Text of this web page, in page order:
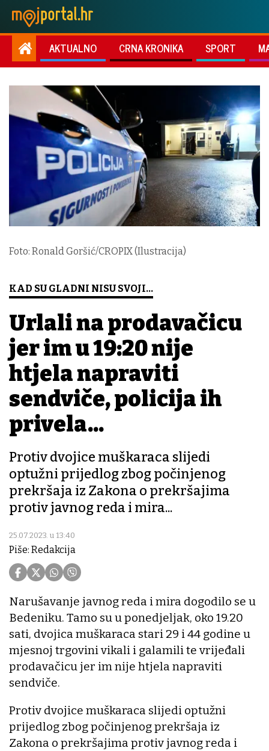
AKTUALNO CRNA KRONIKA SPORT
Foto: Ronald Goršić/CROPIX (Ilustracija)
KAD SU GLADNI NISU SVOJI...
Urlali na prodavačicu
jer im u 19:20 nije
htjela napraviti
sendviče, policija ih
privela...
Protiv dvojice muškaraca slijedi
optužni prijedlog zbog počinjenog
prekršaja iz Zakona o prekršajima
protiv javnog reda i mira...
25.07.2023. u 13:40
Piše: Redakcija
Narušavanje javnog reda i mira dogodilo se u
Bedeniku. Tamo su u ponedjeljak, oko 19.20
sati, dvojica muškaraca stari 29 i 44 godine u
mjesnoj trgovini vikali i galamili te vrijeđali
prodavačicu jer im nije htjela napraviti
sendviče.
Protiv dvojice muškaraca slijedi optužni
prijedlog zbog počinjenog prekršaja iz
Zakona o prekršajima protiv javnog reda i